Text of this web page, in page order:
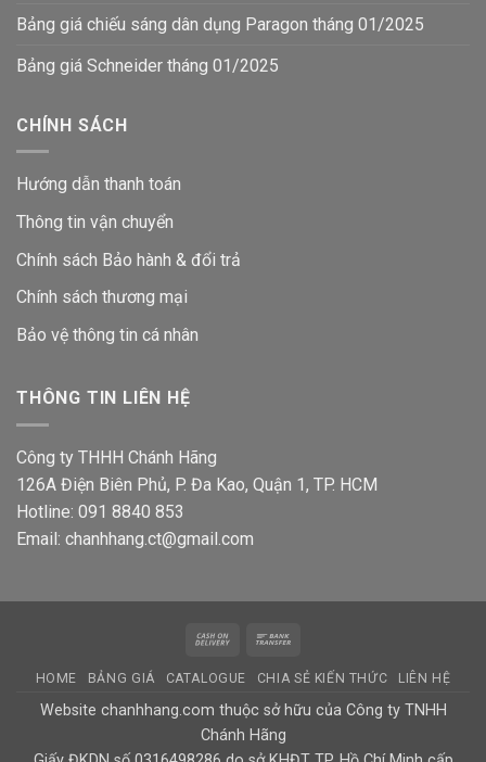
Bảng giá chiếu sáng dân dụng Paragon tháng 01/2025
Bảng giá Schneider tháng 01/2025
CHÍNH SÁCH
Hướng dẫn thanh toán
Thông tin vận chuyển
Chính sách Bảo hành & đổi trả
Chính sách thương mại
Bảo vệ thông tin cá nhân
THÔNG TIN LIÊN HỆ
Công ty THHH Chánh Hãng
126A Điện Biên Phủ, P. Đa Kao, Quận 1, TP. HCM
Hotline: 091 8840 853
Email: chanhhang.ct@gmail.com
Cash
Delivery
HOME BẢNG GIÁ CATALOGUE CHIA SẺ KIẾN THỨC LIÊN HỆ
Website chanhhang.com thuộc sở hữu của Công ty TNHH
Chánh Hãng